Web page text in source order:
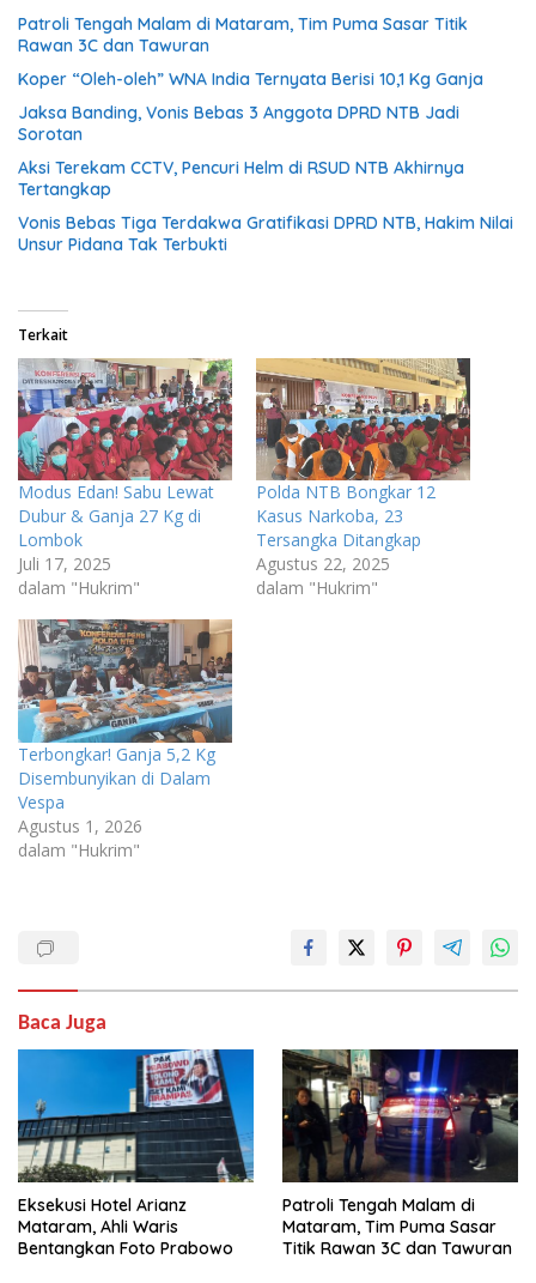
Patroli Tengah Malam di Mataram, Tim Puma Sasar Titik
Rawan 3C dan Tawuran
Koper “Oleh-oleh” WNA India Ternyata Berisi 10,1 Kg Ganja
Jaksa Banding, Vonis Bebas 3 Anggota DPRD NTB Jadi
Sorotan
Aksi Terekam CCTV, Pencuri Helm di RSUD NTB Akhirnya
Tertangkap
Vonis Bebas Tiga Terdakwa Gratifikasi DPRD NTB, Hakim Nilai
Unsur Pidana Tak Terbukti
Terkait
Modus Edan! Sabu Lewat
Dubur & Ganja 27 Kg di
Lombok
Juli 17, 2025
dalam "Hukrim"
Polda NTB Bongkar 12
Kasus Narkoba, 23
Tersangka Ditangkap
Agustus 22, 2025
dalam "Hukrim"
Terbongkar! Ganja 5,2 Kg
Disembunyikan di Dalam
Vespa
Agustus 1, 2026
dalam "Hukrim"
Baca Juga
Eksekusi Hotel Arianz
Mataram, Ahli Waris
Bentangkan Foto Prabowo
Patroli Tengah Malam di
Mataram, Tim Puma Sasar
Titik Rawan 3C dan Tawuran